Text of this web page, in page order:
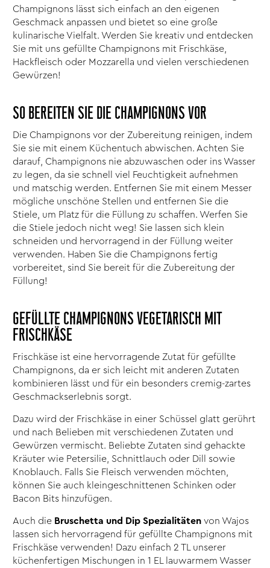
Champignons lässt sich einfach an den eigenen
Geschmack anpassen und bietet so eine große
kulinarische Vielfalt. Werden Sie kreativ und entdecken
Sie mit uns gefüllte Champignons mit Frischkäse,
Hackfleisch oder Mozzarella und vielen verschiedenen
Gewürzen!
SO BEREITEN SIE DIE CHAMPIGNONS VOR
Die Champignons vor der Zubereitung reinigen, indem
Sie sie mit einem Küchentuch abwischen. Achten Sie
darauf, Champignons nie abzuwaschen oder ins Wasser
zu legen, da sie schnell viel Feuchtigkeit aufnehmen
und matschig werden. Entfernen Sie mit einem Messer
mögliche unschöne Stellen und entfernen Sie die
Stiele, um Platz für die Füllung zu schaffen. Werfen Sie
die Stiele jedoch nicht weg! Sie lassen sich klein
schneiden und hervorragend in der Füllung weiter
verwenden. Haben Sie die Champignons fertig
vorbereitet, sind Sie bereit für die Zubereitung der
Füllung!
GEFÜLLTE CHAMPIGNONS VEGETARISCH MIT
FRISCHKÄSE
Frischkäse ist eine hervorragende Zutat für gefüllte
Champignons, da er sich leicht mit anderen Zutaten
kombinieren lässt und für ein besonders cremig-zartes
Geschmackserlebnis sorgt.
Dazu wird der Frischkäse in einer Schüssel glatt gerührt
und nach Belieben mit verschiedenen Zutaten und
Gewürzen vermischt. Beliebte Zutaten sind gehackte
Kräuter wie Petersilie, Schnittlauch oder Dill sowie
Knoblauch. Falls Sie Fleisch verwenden möchten,
können Sie auch kleingeschnittenen Schinken oder
Bacon Bits hinzufügen.
Auch die Bruschetta und Dip Spezialitäten von Wajos
lassen sich hervorragend für gefüllte Champignons mit
Frischkäse verwenden! Dazu einfach 2 TL unserer
küchenfertigen Mischungen in 1 EL lauwarmem Wasser